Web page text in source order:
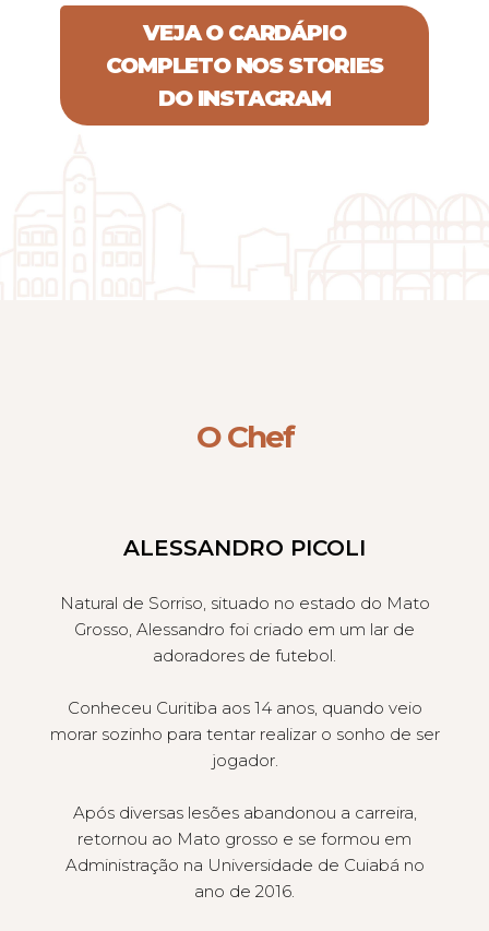
VEJA O CARDÁPIO
COMPLETO NOS STORIES
DO INSTAGRAM
O Chef
ALESSANDRO PICOLI
Natural de Sorriso, situado no estado do Mato
Grosso, Alessandro foi criado em um lar de
adoradores de futebol.
Conheceu Curitiba aos 14 anos, quando veio
morar sozinho para tentar realizar o sonho de ser
jogador.
Após diversas lesões abandonou a carreira,
retornou ao Mato grosso e se formou em
Administração na Universidade de Cuiabá no
ano de 2016.